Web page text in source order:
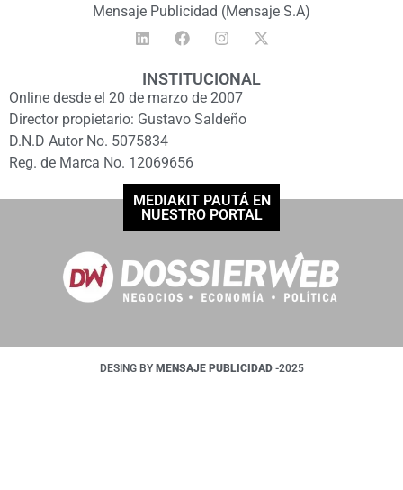
Mensaje Publicidad (Mensaje S.A)
INSTITUCIONAL
Online desde el 20 de marzo de 2007
Director propietario: Gustavo Saldeño
D.N.D Autor No. 5075834
Reg. de Marca No. 12069656
MEDIAKIT PAUTÁ EN
NUESTRO PORTAL
DESING BY MENSAJE PUBLICIDAD -2025